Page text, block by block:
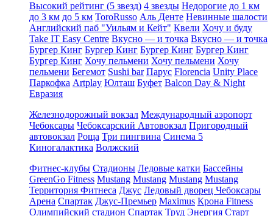
Высокий рейтинг (5 звезд) 4 звезды Недорогие до 1 км
до 3 км до 5 км ToroRusso Аль Денте Невинные шалости
Английский паб "Уильям и Кейт" Квели Хочу и буду
Take IT Easy Centre Вкусно — и точка Вкусно — и точка
Бургер Кинг Бургер Кинг Бургер Кинг Бургер Кинг
Бургер Кинг Хочу пельмени Хочу пельмени Хочу
пельмени Бегемот Sushi bar Парус Florencia Unity Place
Паркофка Artplay Юлташ Буфет Balcon Day & Night
Евразия
Железнодорожный вокзал Международный аэропорт
Чебоксары Чебоксарский Автовокзал Пригородный
автовокзал Роща Три пингвина Синема 5
Киногалактика Волжский
Фитнес-клубы Стадионы Ледовые катки Бассейны
GreenGo Fitness Mustang Mustang Mustang Mustang
Территория Фитнеса Джус Ледовый дворец Чебоксары
Арена Спартак Джус-Премьер Maximus Крона Fitness
Олимпийский стадион Спартак Труд Энергия Старт